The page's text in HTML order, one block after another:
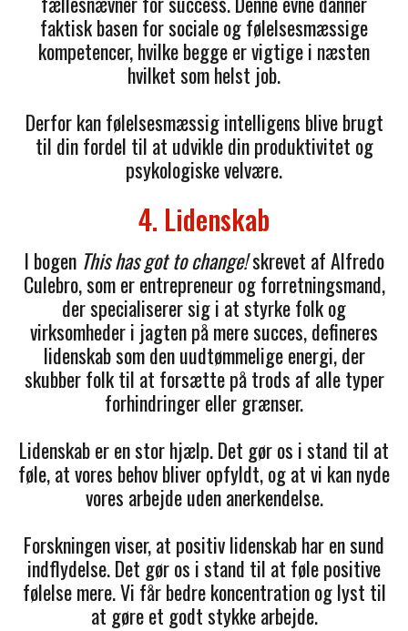
faktisk basen for sociale og følelsesmæssige
kompetencer, hvilke begge er vigtige i næsten
hvilket som helst job.
Derfor kan følelsesmæssig intelligens blive brugt
til din fordel til at udvikle din produktivitet og
psykologiske velvære.
4. Lidenskab
I bogen This has got to change!skrevet af Alfredo
Culebro, som er entrepreneur og forretningsmand,
der specialiserer sig i at styrke folk og
virksomheder i jagten på mere succes, defineres
lidenskab som den uudtømmelige energi, der
skubber folk til at forsætte på trods af alle typer
forhindringer eller grænser.
Lidenskab er en stor hjælp. Det gør os i stand til at
føle, at vores behov bliver opfyldt, og at vi kan nyde
vores arbejde uden anerkendelse.
Forskningen viser, at positiv lidenskab har en sund
indflydelse. Det gør os i stand til at føle positive
følelse mere. Vi får bedre koncentration og lyst til
at gøre et godt stykke arbejde.